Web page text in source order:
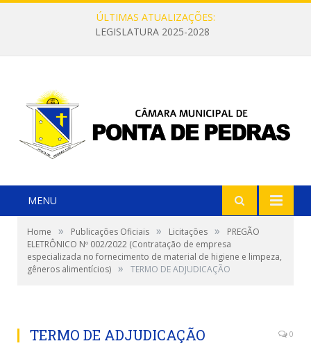
ÚLTIMAS ATUALIZAÇÕES:
LEGISLATURA 2025-2028
MENU
Home » Publicações Oficiais » Licitações »
PREGÃO
ELETRÔNICO Nº 002/2022 (Contratação de empresa
especializada no fornecimento de material de higiene e limpeza,
gêneros alimentícios) » TERMO DE ADJUDICAÇÃO
TERMO DE ADJUDICAÇÃO 0